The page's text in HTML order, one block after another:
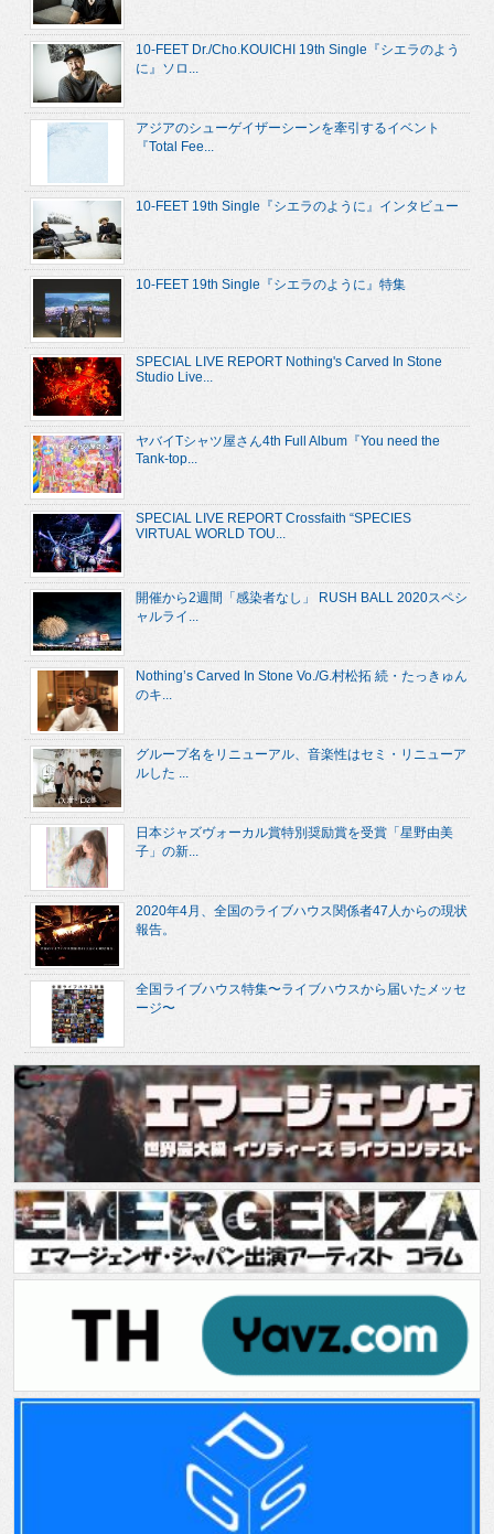
10-FEET Dr./Cho.KOUICHI 19th Single『シエラのよう
に』ソロ...
アジアのシューゲイザーシーンを牽引するイベント
『Total Fee...
10-FEET 19th Single『シエラのように』インタビュー
10-FEET 19th Single『シエラのように』特集
SPECIAL LIVE REPORT Nothing's Carved In Stone
Studio Live...
ヤバイTシャツ屋さん4th Full Album『You need the
Tank-top...
SPECIAL LIVE REPORT Crossfaith “SPECIES
VIRTUAL WORLD TOU...
開催から2週間「感染者なし」 RUSH BALL 2020スペシ
ャルライ...
Nothing’s Carved In Stone Vo./G.村松拓 続・たっきゅん
のキ...
グループ名をリニューアル、音楽性はセミ・リニューア
ルした ...
日本ジャズヴォーカル賞特別奨励賞を受賞「星野由美
子」の新...
2020年4月、全国のライブハウス関係者47人からの現状
報告。
全国ライブハウス特集〜ライブハウスから届いたメッセ
ージ〜